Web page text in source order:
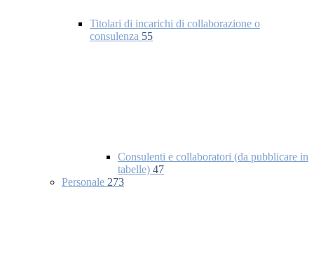
Titolari di incarichi di collaborazione o
consulenza 55
Consulenti e collaboratori (da pubblicare in
tabelle) 47
Personale 273